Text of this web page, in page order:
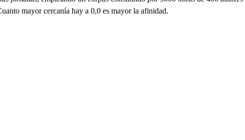
mayor cercanía hay a 0,0 es mayor la afinidad.